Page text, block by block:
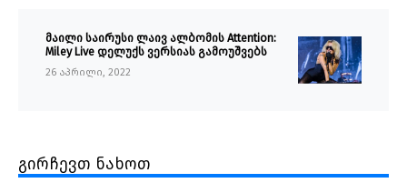
მაილი საირუსი ლაივ ალბომის Attention:
Miley Live დელუქს ვერსიას გამოუშვებს
26 აპრილი, 2022
გირჩევთ ნახოთ